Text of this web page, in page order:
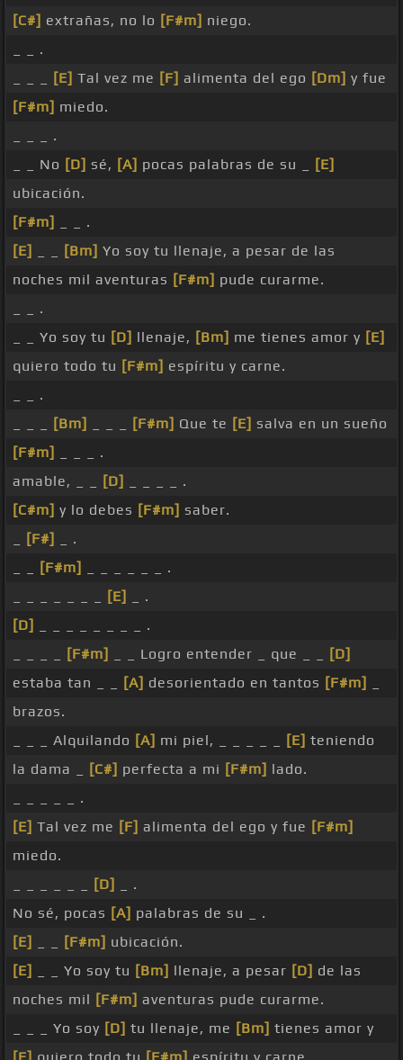
[C#] extrañas, no lo [F#m] niego.
_ _ .
[E] Tal vez me [F] alimenta del ego [Dm] y fue
[F#m] miedo.
_ _ _ .
_ _ No [D] sé, [A] pocas palabras de su _
[E]
ubicación.
[F#m]
_ _ .
[E]
[Bm] Yo soy tu llenaje, a pesar de las
noches mil aventuras [F#m] pude curarme.
_ _ .
_ _ Yo soy tu [D] llenaje, [Bm] me tienes amor y [E]
quiero todo tu [F#m] espíritu y carne.
_ _ .
[Bm] [F#m] Que te [E] salva en un sueño
[F#m]
_ _ _ .
amable, _ _
[D]
_ _ _ _ .
[C#m] y lo debes [F#m] saber.
[F#]
_ .
[F#m]
_ _ _ _ _ _ .
[E]
_ .
[D]
_ _ _ _ _ _ _ _ .
[F#m] _ _ Logro entender _ que _ _
[D]
estaba tan _ _
[A] desorientado en tantos [F#m]
brazos.
_ _ _ Alquilando [A] mi piel, _ _ _ _ _ [E] teniendo
la dama _
[C#] perfecta a mi [F#m] lado.
_ _ _ _ _ .
[E] Tal vez me [F] alimenta del ego y fue [F#m]
miedo.
[D]
_ .
No sé, pocas [A] palabras de su _ .
[E]
[F#m] ubicación.
[E]
_ _ Yo soy tu [Bm] llenaje, a pesar [D] de las
noches mil [F#m] aventuras pude curarme.
_ _ _ Yo soy [D] tu llenaje, me [Bm] tienes amor y